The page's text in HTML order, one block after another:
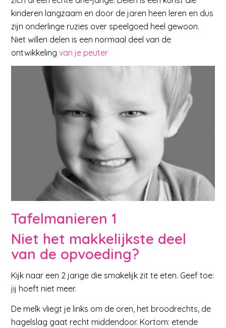
kinderen langzaam en door de jaren heen leren en dus
zijn onderlinge ruzies over speelgoed heel gewoon.
Niet willen delen is een normaal deel van de
ontwikkeling van je peuter
Tafelmanieren 1
Niet het makkelijkste deel
van de opvoeding?
Kijk naar een 2 jarige die smakelijk zit te eten. Geef toe:
jij hoeft niet meer.
De melk vliegt je links om de oren, het broodrechts, de
hagelslag gaat recht middendoor. Kortom: etende